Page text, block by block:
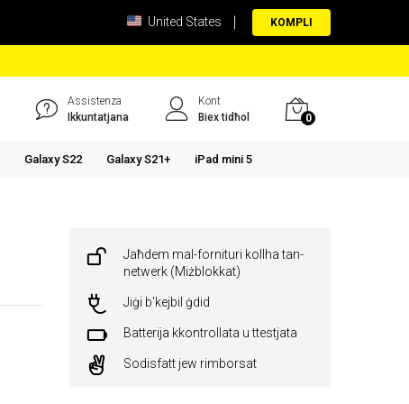
United States KOMPLI
Assistenza
Ikkuntatjana
Kont
Biex tidħol
0
Galaxy S22 Galaxy S21+ iPad mini 5
Jaħdem mal-fornituri kollha tan-
netwerk (Miżblokkat)
Jiġi b'kejbil ġdid
Batterija kkontrollata u ttestjata
Sodisfatt jew rimborsat